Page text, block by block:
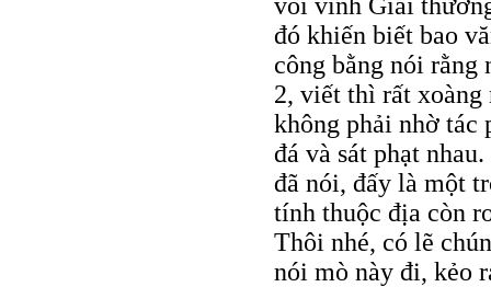
đó khiến biết bao
công bằng nói rằng
2, viết thì rất
không phải nhờ tác
đá và sát phạt
đã nói, đấy là một
tính thuộc địa còn
Thôi nhé, có lẽ
nói mò này đi, kẻo